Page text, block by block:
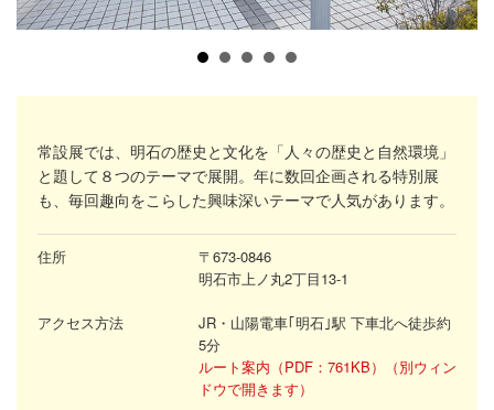
常設展では、明石の歴史と文化を「人々の歴史と自然環境」
と題して８つのテーマで展開。年に数回企画される特別展
も、毎回趣向をこらした興味深いテーマで人気があります。
住所
〒673-0846
明石市上ノ丸2丁目13-1
アクセス方法
JR・山陽電車｢明石｣駅 下車北へ徒歩約
5分
ルート案内（PDF：761KB）（別ウィン
ドウで開きます）